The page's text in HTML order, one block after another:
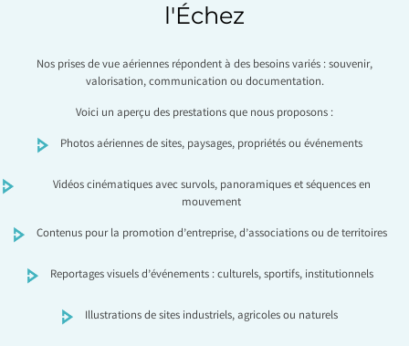
l'Échez
Nos prises de vue aériennes répondent à des besoins variés : souvenir,
valorisation, communication ou documentation.
Voici un aperçu des prestations que nous proposons :
Photos aériennes de sites, paysages, propriétés ou événements
Vidéos cinématiques avec survols, panoramiques et séquences en
mouvement
Contenus pour la promotion d’entreprise, d’associations ou de territoires
Reportages visuels d’événements : culturels, sportifs, institutionnels
Illustrations de sites industriels, agricoles ou naturels